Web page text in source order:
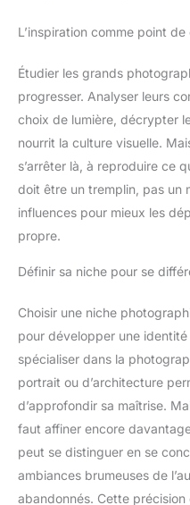
L’inspiration comme point
Étudier les grands
progresser. Analyser leurs
choix de lumière, décrypter
nourrit la culture visuelle.
s’arrêter là, à reproduire ce
doit être un tremplin, pas un
influences pour mieux les
propre.
Définir sa niche pour se
Choisir une niche
pour développer une
spécialiser dans la
portrait ou d’architecture
d’approfondir sa maîtrise.
faut affiner encore
peut se distinguer en se
ambiances brumeuses de
abandonnés. Cette